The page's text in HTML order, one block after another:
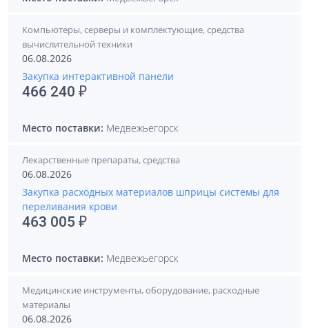
Компьютеры, серверы и комплектующие, средства
вычислительной техники
06.08.2026
Закупка интерактивной панели
466 240 ₽
Место поставки: Медвежьегорск
Лекарственные препараты, средства
06.08.2026
Закупка расходных материалов шприцы системы для
переливания крови
463 005 ₽
Место поставки: Медвежьегорск
Медицинские инструменты, оборудование, расходные
материалы
06.08.2026